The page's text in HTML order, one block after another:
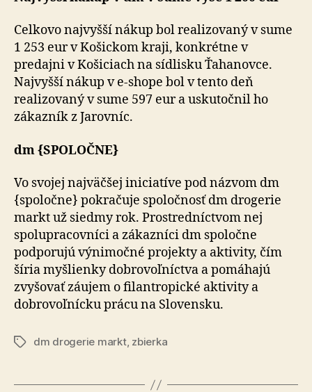
Celkovo najvyšší nákup bol realizovaný v sume
1 253 eur v Košickom kraji, konkrétne v
predajni v Košiciach na sídlisku Ťahanovce.
Najvyšší nákup v e-shope bol v tento deň
realizovaný v sume 597 eur a uskutočnil ho
zákazník z Jarovníc.
dm {SPOLOČNE}
Vo svojej najväčšej iniciatíve pod názvom dm
{spoločne} pokračuje spoločnosť dm drogerie
markt už siedmy rok. Prostredníctvom nej
spolupracovníci a zákazníci dm spoločne
podporujú výnimočné projekty a aktivity, čím
šíria myšlienky dobrovoľníctva a pomáhajú
zvyšovať záujem o filantropické aktivity a
dobrovoľnícku prácu na Slovensku.
Značkydm drogerie markt, zbierka